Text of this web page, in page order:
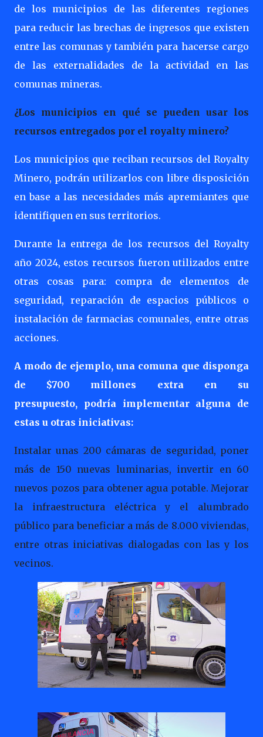
de los municipios de las diferentes regiones
para reducir las brechas de ingresos que existen
entre las comunas y también para hacerse cargo
de las externalidades de la actividad en las
comunas mineras.
¿Los municipios en qué se pueden usar los
recursos entregados por el royalty minero?
Los municipios que reciban recursos del Royalty
Minero, podrán utilizarlos con libre disposición
en base a las necesidades más apremiantes que
identifiquen en sus territorios.
Durante la entrega de los recursos del Royalty
año 2024, estos recursos fueron utilizados entre
otras cosas para: compra de elementos de
seguridad, reparación de espacios públicos o
instalación de farmacias comunales, entre otras
acciones.
A modo de ejemplo, una comuna que disponga
de $700 millones extra en su
presupuesto, podría implementar alguna de
estas u otras iniciativas:
Instalar unas 200 cámaras de seguridad, poner
más de 150 nuevas luminarias, invertir en 60
nuevos pozos para obtener agua potable. Mejorar
la infraestructura eléctrica y el alumbrado
público para beneficiar a más de 8.000 viviendas,
entre otras iniciativas dialogadas con las y los
vecinos.